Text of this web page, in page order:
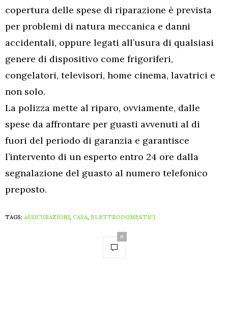
copertura delle spese di riparazione è prevista
per problemi di natura meccanica e danni
accidentali, oppure legati all’usura di qualsiasi
genere di dispositivo come frigoriferi,
congelatori, televisori, home cinema, lavatrici e
non solo.
La polizza mette al riparo, ovviamente, dalle
spese da affrontare per guasti avvenuti al di
fuori del periodo di garanzia e garantisce
l’intervento di un esperto entro 24 ore dalla
segnalazione del guasto al numero telefonico
preposto.
TAGS: ASSICURAZIONI, CASA, ELETTRODOMESTICI
0